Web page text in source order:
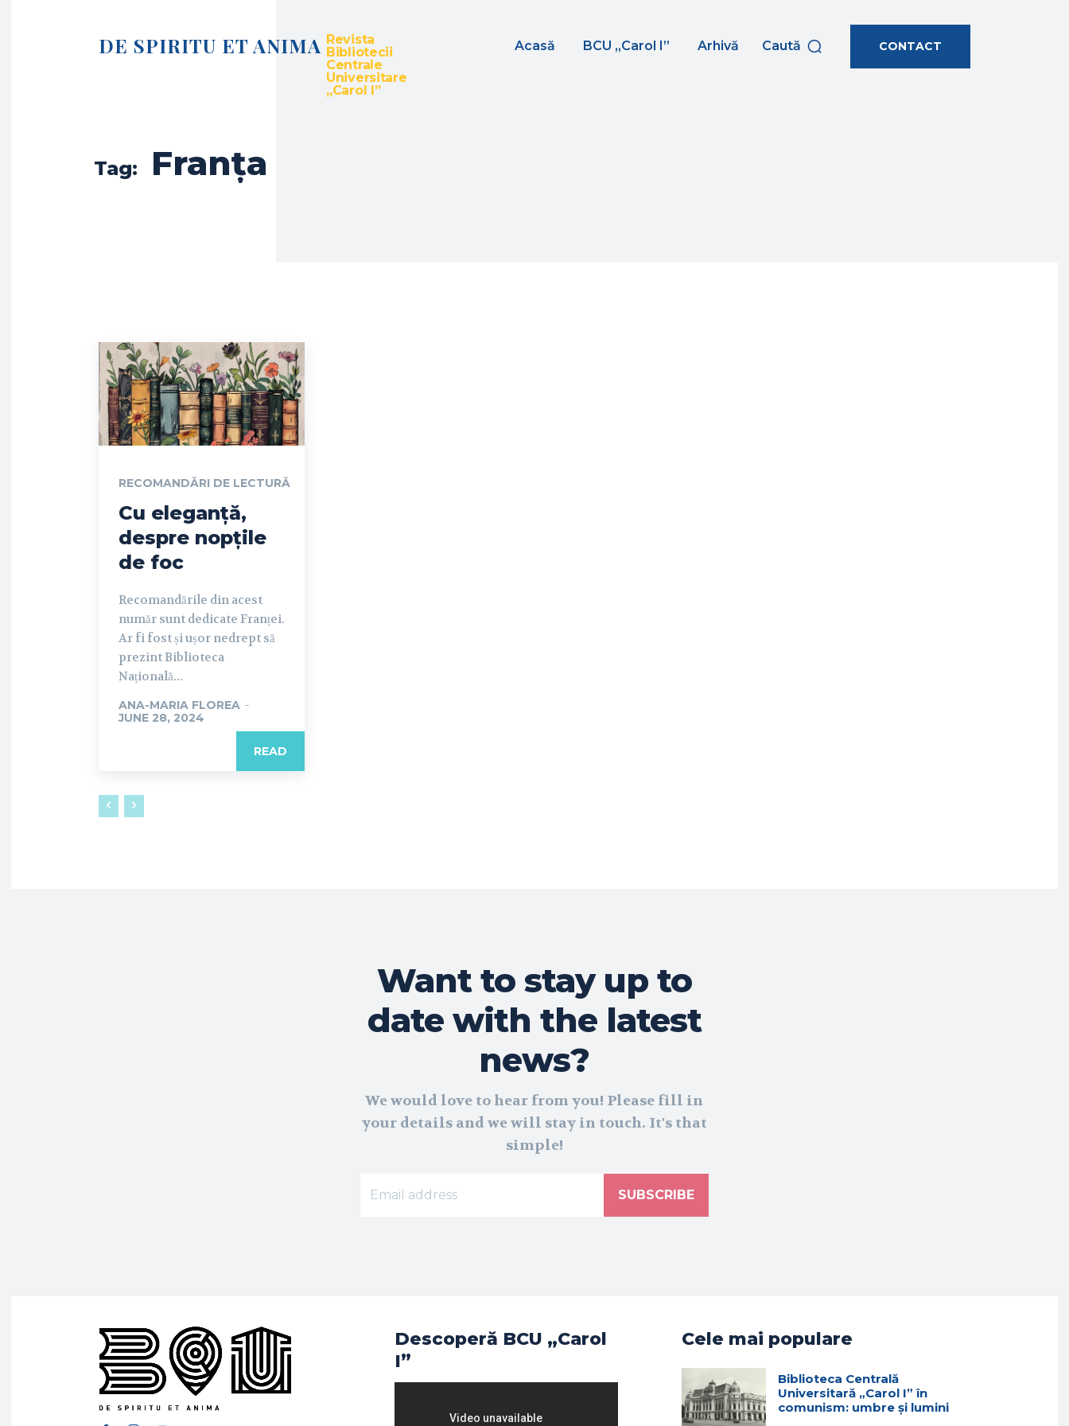
DE SPIRITU ET ANIMA Revista
Bibliotecii
Centrale
Universitare
„Carol I”
Acasă BCU „Carol I” Arhivă Caută CONTACT
Tag: Franța
RECOMANDĂRI DE LECTURĂ
Cu eleganță,
despre nopțile
de foc
Recomandările din acest
număr sunt dedicate Franței.
Ar fi fost și ușor nedrept să
prezint Biblioteca
Națională...
ANA-MARIA FLOREA -
JUNE 28, 2024
READ
Want to stay up to
date with the latest
news?
We would love to hear from you! Please fill in
your details and we will stay in touch. It's that
simple!
SUBSCRIBE
Descoperă BCU „Carol
I”
Cele mai populare
Biblioteca Centrală
Universitară „Carol I” în
comunism: umbre și lumini